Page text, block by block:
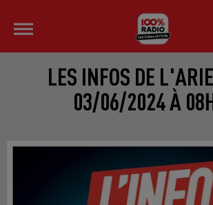
LES INFOS DE
03/06/2024 À